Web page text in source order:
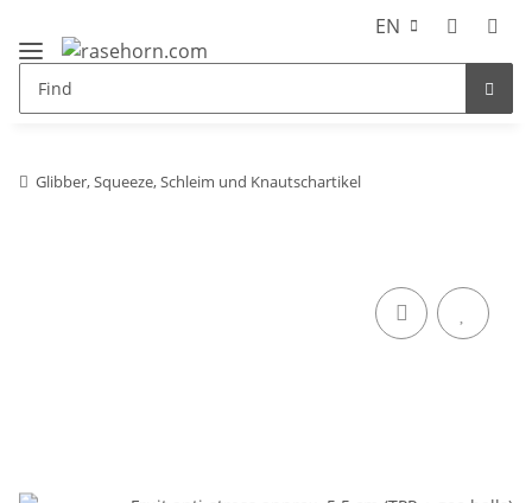
EN
Glibber, Squeeze, Schleim und Knautschartikel